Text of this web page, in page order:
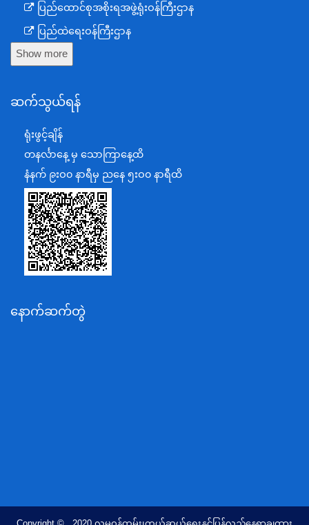
ပြည်ထောင်စုအစိုးရအဖွဲ့ရုံးဝန်ကြီးဌာန
ပြည်ထဲရေးဝန်ကြီးဌာန
ကာကွယ်ရေးဝန်ကြီးဌာန
စီမံကိန်း၊ဘဏ္ဍာရေးနှင့်စက်မှုဝန်ကြီးဌာန
အပြည်ပြည်ဆိုင်ရာပူးပေါင်းဆောင်ရွက်ရေးဝန်ကြီးဌာန
ပြန်ကြားရေးဝန်ကြီးဌာန
သာသနာရေးနှင့် ယဉ်ကျေးမှုဝန်ကြီးဌာန
စိုက်ပျိုးရေး၊မွေးမြူရေးနှင့်ဆည်မြောင်းဝန်ကြီးဌာန
ပို့ဆောင်ရေးနှင့်ဆက်သွယ်ရေးဝန်ကြီးဌာန
သယံဇာတနှင့်ပတ်ဝန်းကျင်ထိန်းသိမ်းရေးဝန်ကြီးဌာန
အလုပ်သမား၊လူဝင်မှုကြီးကြပ်ရေးနှင့်ပြည်သူ့အင်အား
တိုင်းရင်းသားလူမျိုးရေးရာဝန်ကြီးဌာန
Show more
ဆက်သွယ်ရန်
ရုံးဖွင့်ချိန်
တနင်္လာနေ့ မှ သောကြာနေ့ထိ
နံနက် ၉းဝ၀ နာရီမှ ညနေ ၅းဝ၀ နာရီထိ
နောက်ဆက်တွဲ